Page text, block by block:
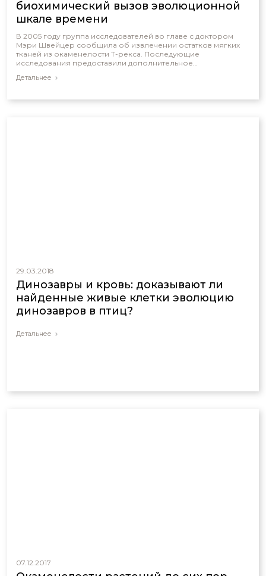
биохимический вызов эволюционной
шкале времени
В 2005 году группа исследователей во главе с доктором
Мэри Швейцер сообщила об извлечении остатков мягких
тканей из окаменелости Т-рекса. Последующие
исследования предоставили дополнительное
Детальнее
29.03.2018
Динозавры и кровь: доказывают ли
найденные живые клетки эволюцию
динозавров в птиц?
Детальнее
07.12.2017